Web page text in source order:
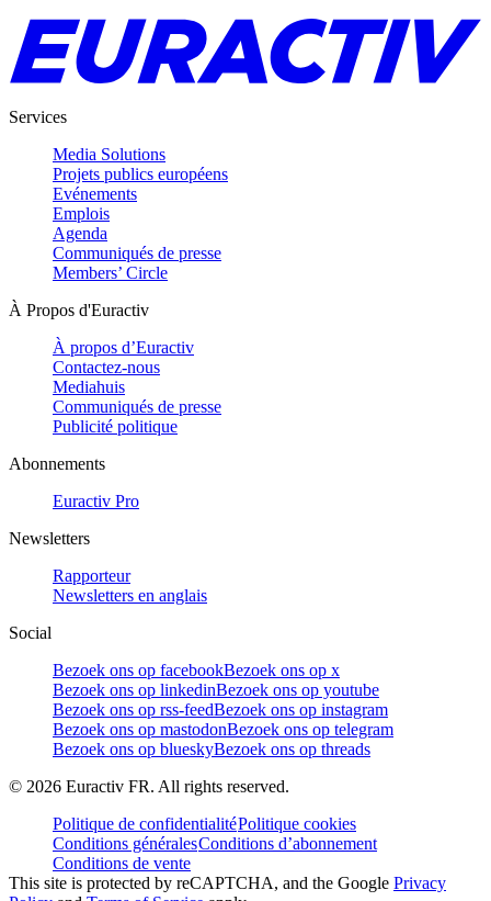
Services
Media Solutions
Projets publics européens
Evénements
Emplois
Agenda
Communiqués de presse
Members’ Circle
À Propos d'Euractiv
À propos d’Euractiv
Contactez-nous
Mediahuis
Communiqués de presse
Publicité politique
Abonnements
Euractiv Pro
Newsletters
Rapporteur
Newsletters en anglais
Social
Bezoek ons op facebookBezoek ons op x
Bezoek ons op linkedinBezoek ons op youtube
Bezoek ons op rss-feedBezoek ons op instagram
Bezoek ons op mastodonBezoek ons op telegram
Bezoek ons op blueskyBezoek ons op threads
© 2026 Euractiv FR. All rights reserved.
Politique de confidentialitéPolitique cookies
Conditions généralesConditions d’abonnement
Conditions de vente
This site is protected by reCAPTCHA, and the Google Privacy